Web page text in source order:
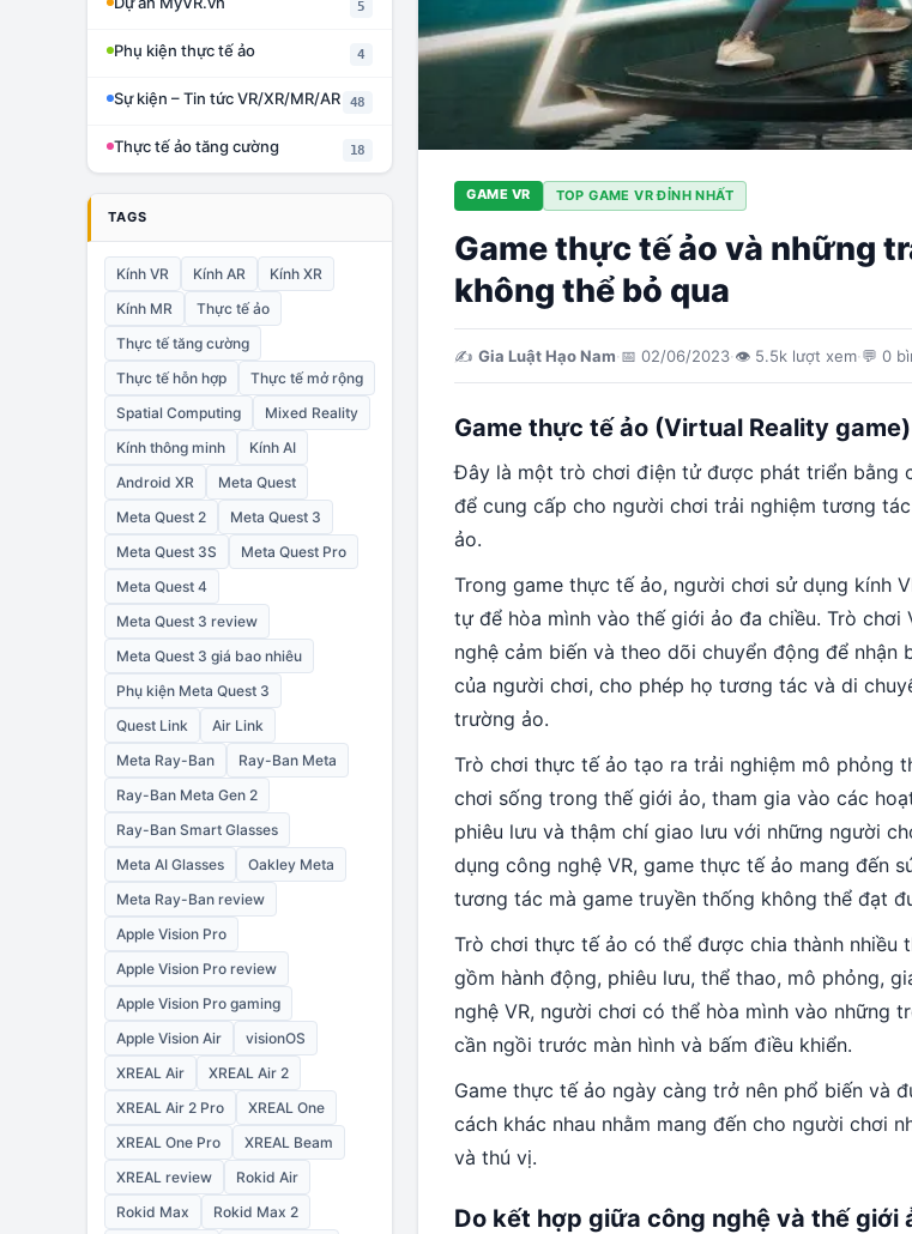
5
Phụ kiện thực tế ảo 4
Sự kiện – Tin tức VR/XR/MR/AR 48
Thực tế ảo tăng cường 18
TAGS
Kính VR Kính AR
Kính XR
Kính MR
Thực tế ảo
Thực tế tăng cường
Thực tế hỗn hợp
Thực tế mở rộng
Spatial Computing
Mixed Reality
Kính thông minh
Kính AI
Android XR
Meta Quest
Meta Quest 2
Meta Quest 3
Meta Quest 3S
Meta Quest Pro
Meta Quest 4
Meta Quest 3 review
Meta Quest 3 giá bao nhiêu
Phụ kiện Meta Quest 3
Quest Link
Air Link
Meta Ray-Ban
Ray-Ban Meta
Ray-Ban Meta Gen 2
Ray-Ban Smart Glasses
Meta AI Glasses
Oakley Meta
Meta Ray-Ban review
Apple Vision Pro
Apple Vision Pro review
Apple Vision Pro gaming
Apple Vision Air
visionOS
XREAL Air
XREAL Air 2
XREAL Air 2 Pro
XREAL One
XREAL One Pro
XREAL Beam
XREAL review
Rokid Air
Rokid Max
Rokid Max 2
GAME VR TOP GAME VR ĐỈNH NHẤT
Game thực tế ảo và những
không thể bỏ qua
✍️ Gia Luật Hạo Nam·📅 02/06/2023·👁 5.5k lượt xem·💬 0
Game thực tế ảo (Virtual Reality
Đây là một trò chơi điện tử được phát triển bằng
để cung cấp cho người chơi trải nghiệm tương
ảo.
Trong game thực tế ảo, người chơi sử dụng kính
tự để hòa mình vào thế giới ảo đa chiều. Trò chơi
nghệ cảm biến và theo dõi chuyển động để nhận
của người chơi, cho phép họ tương tác và di
trường ảo.
Trò chơi thực tế ảo tạo ra trải nghiệm mô phỏng
chơi sống trong thế giới ảo, tham gia vào các
phiêu lưu và thậm chí giao lưu với những người
dụng công nghệ VR, game thực tế ảo mang đến
tương tác mà game truyền thống không thể đạt
Trò chơi thực tế ảo có thể được chia thành nhiều
gồm hành động, phiêu lưu, thể thao, mô phỏng,
nghệ VR, người chơi có thể hòa mình vào những
cần ngồi trước màn hình và bấm điều khiển.
Game thực tế ảo ngày càng trở nên phổ biến và
cách khác nhau nhằm mang đến cho người chơi
và thú vị.
Do kết hợp giữa công nghệ và thế giới